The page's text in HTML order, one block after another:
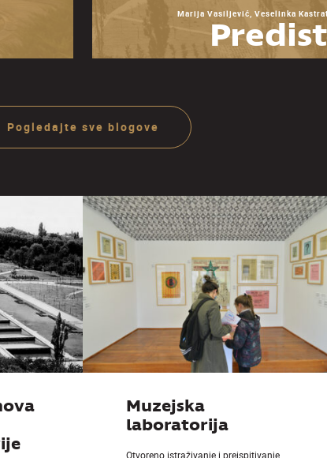
Marija Vasiljević, Veselinka
Pogledajte sve blogove
Muzejska
laboratorija
Otvoreno istraživanje i preispitivanje